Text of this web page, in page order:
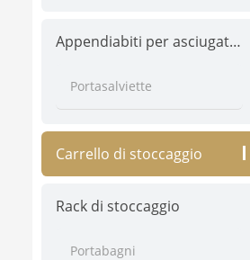
Appendiabiti per asciugatura
Portasalviette
Carrello di stoccaggio
Rack di stoccaggio
Portabagni